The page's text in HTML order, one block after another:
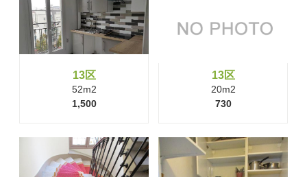
13区
52m2
1,500
13区
20m2
730